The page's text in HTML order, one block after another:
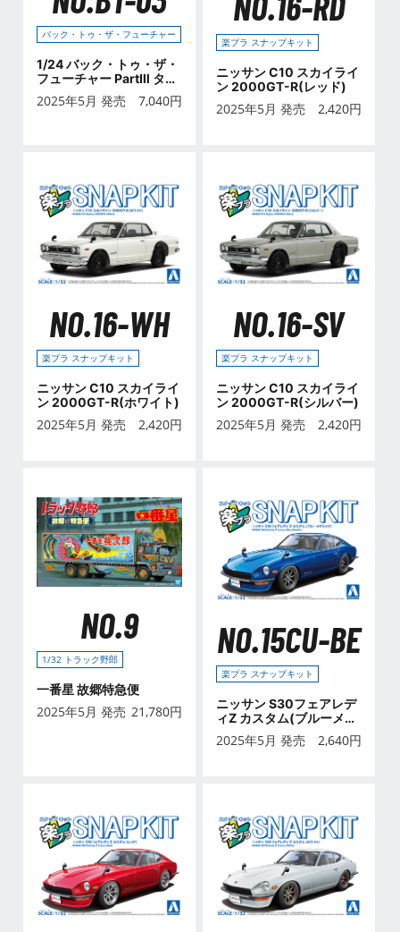
バック・トゥ・ザ・フューチャー
1/24 バック・トゥ・ザ・
フューチャー PartⅢ タイ
ムマシン
2025年5月 発売 7,040円
楽プラ スナップキット
ニッサン C10 スカイライ
ン 2000GT-R(レッド)
2025年5月 発売 2,420円
NO.16-WH
楽プラ スナップキット
ニッサン C10 スカイライ
ン 2000GT-R(ホワイト)
2025年5月 発売 2,420円
NO.16-SV
楽プラ スナップキット
ニッサン C10 スカイライ
ン 2000GT-R(シルバー)
2025年5月 発売 2,420円
NO.9
1/32 トラック野郎
一番星 故郷特急便
2025年5月 発売 21,780円
NO.15CU-BE
楽プラ スナップキット
ニッサン S30フェアレデ
ィZ カスタム(ブルーメタ
リック)
2025年5月 発売 2,640円